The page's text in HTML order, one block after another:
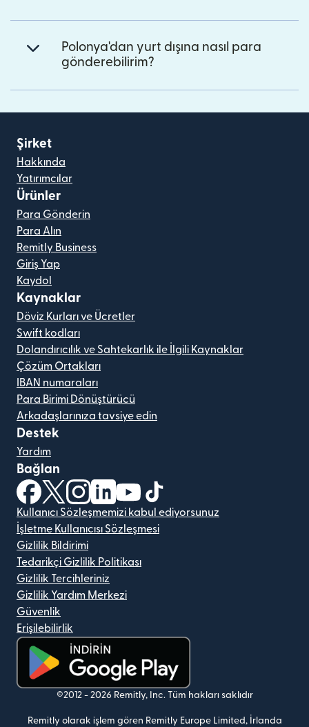
Polonya'dan yurt dışına nasıl para
gönderebilirim?
Şirket
Hakkında
Yatırımcılar
Ürünler
Para Gönderin
Para Alın
Remitly Business
Giriş Yap
Kaydol
Kaynaklar
Döviz Kurları ve Ücretler
Swift kodları
Dolandırıcılık ve Sahtekarlık ile İlgili Kaynaklar
Çözüm Ortakları
IBAN numaraları
Para Birimi Dönüştürücü
Arkadaşlarınıza tavsiye edin
Destek
Yardım
Bağlan
(yeni pencerede açılır)
(yeni pencerede açılır)
(yeni pencerede açılır)
(yeni pencerede açılır)
(yeni pencerede açılır)
Kullanıcı Sözleşmemizi kabul ediyorsunuz
İşletme Kullanıcısı Sözleşmesi
Gizlilik Bildirimi
Tedarikçi Gizlilik Politikası
Gizlilik Tercihleriniz
Gizlilik Yardım Merkezi
Güvenlik
Erişilebilirlik
(yeni pencerede açılır)
©2012 - 2026 Remitly, Inc. Tüm hakları saklıdır
Remitly olarak işlem gören Remitly Europe Limited, İrlanda